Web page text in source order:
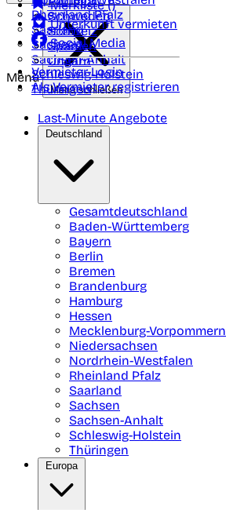
Rheinland Pfalz
Saarland
Sachsen
Sachsen-Anhalt
Schleswig-Holstein
Thüringen
Schweden
Schweiz
Spanien
Ungarn
Merkliste ()
Unterkunft vermieten
Social Media
Vermieter-Login
Als Vermieter registrieren
Menü
Menü schließen
Last-Minute Angebote
Deutschland
Gesamtdeutschland
Baden-Württemberg
Bayern
Berlin
Bremen
Brandenburg
Hamburg
Hessen
Mecklenburg-Vorpommern
Niedersachsen
Nordrhein-Westfalen
Rheinland Pfalz
Saarland
Sachsen
Sachsen-Anhalt
Schleswig-Holstein
Thüringen
Europa